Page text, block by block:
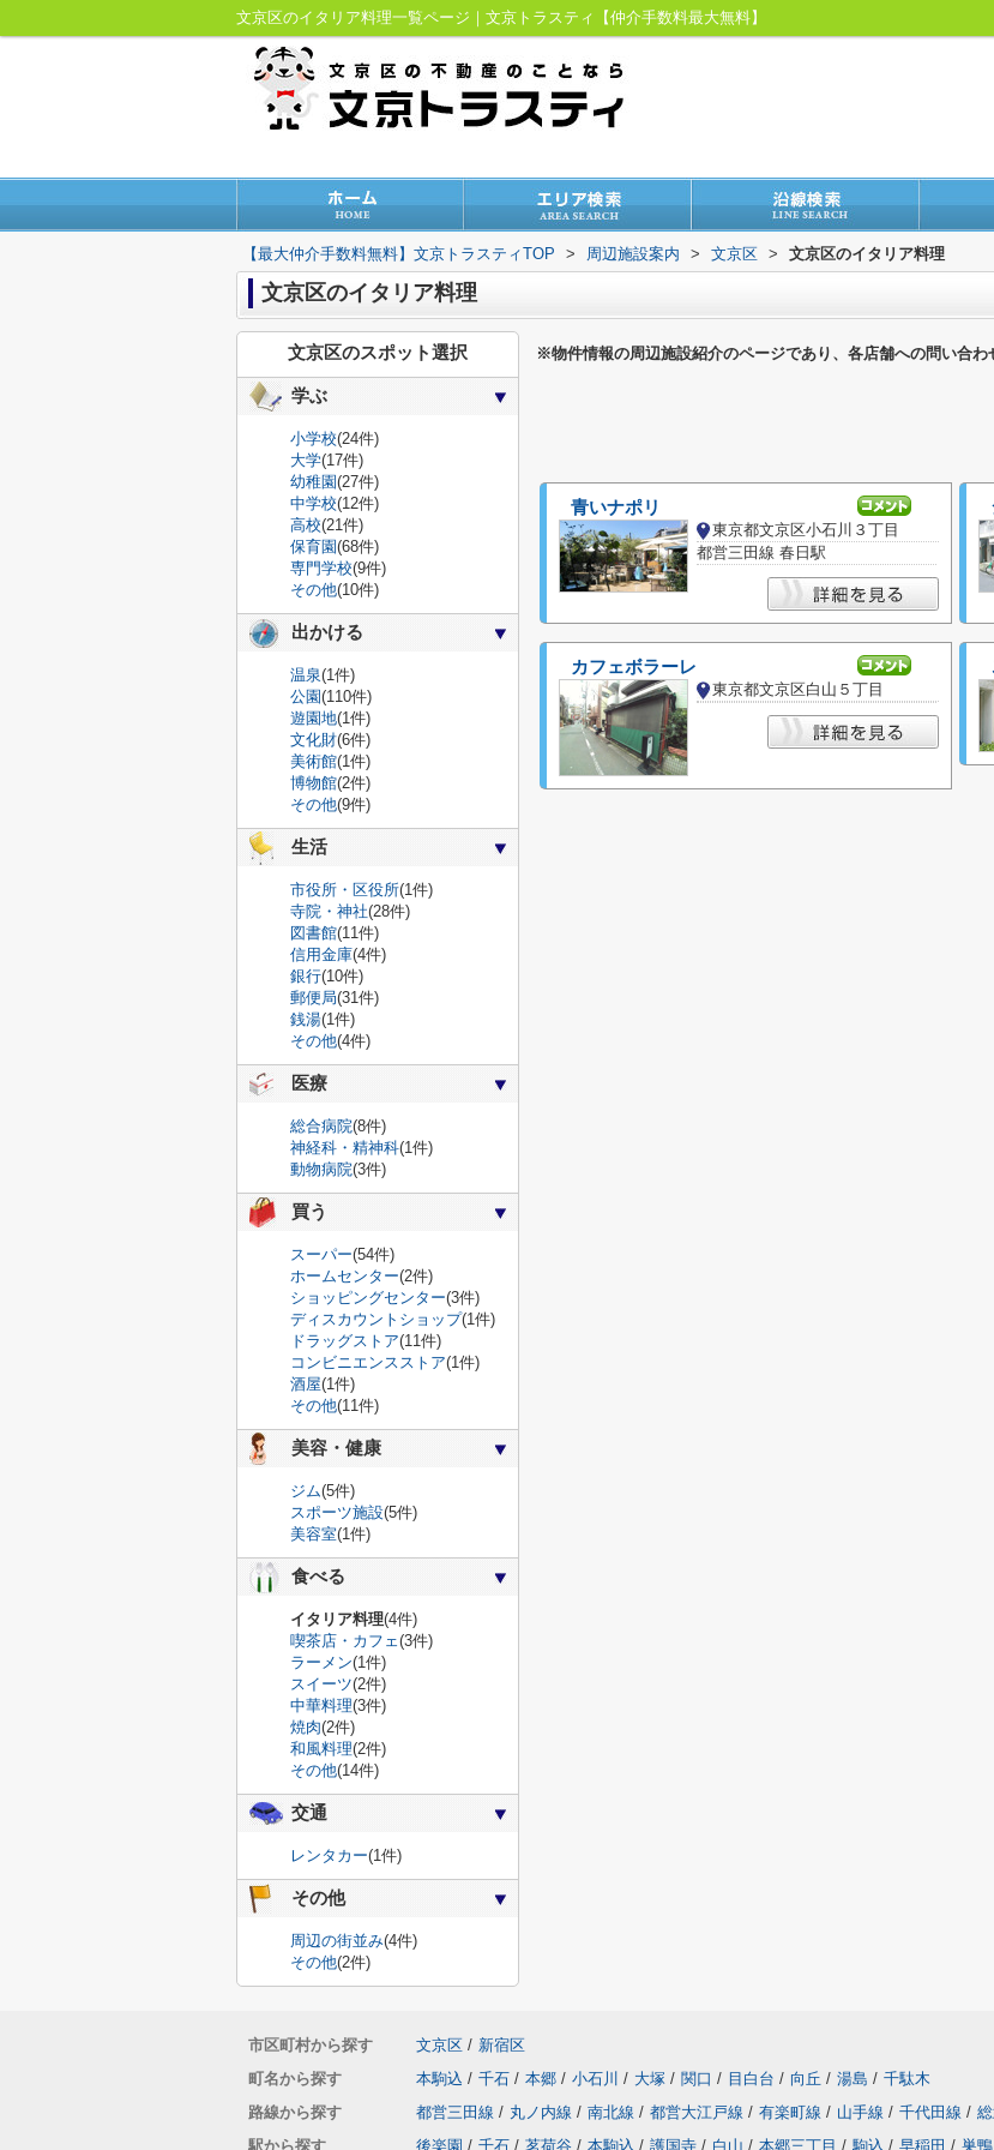
文京区のイタリア料理一覧ページ｜文京トラスティ【仲介手数料最大無料】
【最大仲介手数料無料】文京トラスティTOP > 周辺施設案内 > 文京区 > 文京区のイタリア料理
文京区のイタリア料理
※物件情報の周辺施設紹介のページであり、各店舗への問い合わ
青いナポリ
東京都文京区小石川３丁目
都営三田線 春日駅
カフェボラーレ
東京都文京区白山５丁目
文京区のスポット選択
学ぶ
小学校(24件)
大学(17件)
幼稚園(27件)
中学校(12件)
高校(21件)
保育園(68件)
専門学校(9件)
その他(10件)
出かける
温泉(1件)
公園(110件)
遊園地(1件)
文化財(6件)
美術館(1件)
博物館(2件)
その他(9件)
生活
市役所・区役所(1件)
寺院・神社(28件)
図書館(11件)
信用金庫(4件)
銀行(10件)
郵便局(31件)
銭湯(1件)
その他(4件)
医療
総合病院(8件)
神経科・精神科(1件)
動物病院(3件)
買う
スーパー(54件)
ホームセンター(2件)
ショッピングセンター(3件)
ディスカウントショップ(1件)
ドラッグストア(11件)
コンビニエンスストア(1件)
酒屋(1件)
その他(11件)
美容・健康
ジム(5件)
スポーツ施設(5件)
美容室(1件)
食べる
イタリア料理(4件)
喫茶店・カフェ(3件)
ラーメン(1件)
スイーツ(2件)
中華料理(3件)
焼肉(2件)
和風料理(2件)
その他(14件)
交通
レンタカー(1件)
その他
周辺の街並み(4件)
その他(2件)
市区町村から探す 文京区 / 新宿区
町名から探す
本駒込 / 千石 / 本郷 / 小石川 / 大塚 / 関口 / 目白台 / 向丘 / 湯島 / 千駄木
路線から探す
都営三田線 / 丸ノ内線 / 南北線 / 都営大江戸線 / 有楽町線 / 山手線 / 千代田線 /
駅から探す
後楽園 / 千石 / 茗荷谷 / 本駒込 / 護国寺 / 白山 / 本郷三丁目 / 駒込 / 早稲田 / 巣鴨